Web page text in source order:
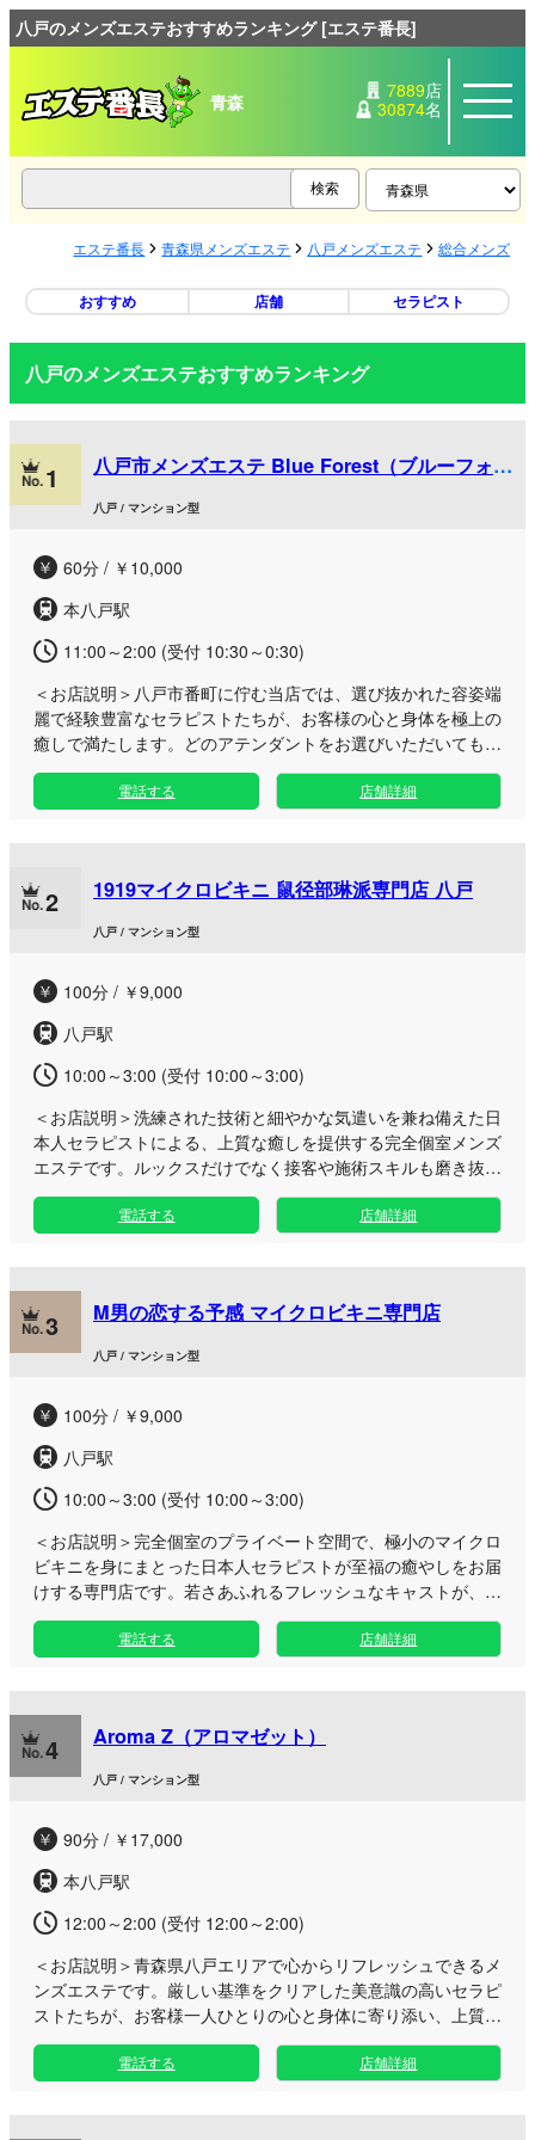
八戸のメンズエステおすすめランキング [エステ番長]
青森 7889店
30874名
エステ番長 青森県メンズエステ 八戸メンズエステ 総合メンズエ
おすすめ 店舗 セラピスト
八戸のメンズエステおすすめランキング
1
八戸市メンズエステ Blue Forest（ブルーフォレ
八戸 / マンション型
60分 / ￥10,000
本八戸駅
11:00～2:00 (受付 10:30～0:30)
＜お店説明＞ 八戸市番町に佇む当店では、選び抜かれた容姿端
麗で経験豊富なセラピストたちが、お客様の心と身体を極上の
癒しで満たします。どのアテンダントをお選びいただいても心
からご満足いただける自信がございます。 周辺エリアからの
アクセスも非常に便利な好立地で、日常の喧騒を忘れられる贅
心よりお待ちしております。
電話する 店舗詳細
2 1919マイクロビキニ 鼠径部琳派専門店 八戸
八戸 / マンション型
100分 / ￥9,000
八戸駅
10:00～3:00 (受付 10:00～3:00)
＜お店説明＞洗練された技術と細やかな気遣いを兼ね備えた日
本人セラピストによる、上質な癒しを提供する完全個室メンズ
エステです。ルックスだけでなく接客や施術スキルも磨き抜い
たプロが、至高のひとときをお届けします。 日常の喧騒から
離れたプライベートな空間で、“距離感”“癒し”“色気”のすべて
当店自慢の鼠径部マッサージなど、バリエーション豊かな施術
をお好みに合わせてお楽しみいただけます。五感を満たす極上
のトリートメントで、心も体も芯から解きほぐされる贅沢な体
験をぜひ味わってみてください。
電話する 店舗詳細
3 M男の恋する予感 マイクロビキニ専門店
八戸 / マンション型
100分 / ￥9,000
八戸駅
10:00～3:00 (受付 10:00～3:00)
＜お店説明＞ 完全個室のプライベート空間で、極小のマイクロ
ビキニを身にまとった日本人セラピストが至福の癒やしをお届
けする専門店です。若さあふれるフレッシュなキャストが、心
のこもった丁寧なおもてなしをいたします。 八戸市一番町の
マンションタイプの一室に構える当サロンは、人目を気にせず
リラックスできる完全予約制の隠れ家。充電器やエアコン、鏡
を丁寧にほぐす指圧やオイルマッサージをはじめ、深いリフレ
ッシュ感を味わえるリンパドレナージュやアロマトリートメン
トをご用意しております。極小Tバックの紙パンツを着用して
いただくなど、非日常のドキドキ感と高い技術による癒やしを
けられるコスプレオプションも充実。お財布に優しいお手頃な
価格帯でありながら、クレジットカードやPayPay決済にも対
応しております。若い女性ならではの愛らしさと確かなマッサ
ージで、日々の疲れやストレスを芯から解きほぐす特別なひと
ときをぜひご体感ください。
電話する 店舗詳細
4 Aroma Z（アロマゼット）
八戸 / マンション型
90分 / ￥17,000
本八戸駅
12:00～2:00 (受付 12:00～2:00)
＜お店説明＞青森県八戸エリアで心からリフレッシュできるメ
ンズエステです。厳しい基準をクリアした美意識の高いセラピ
ストたちが、お客様一人ひとりの心と身体に寄り添い、上質な
アロマによる極上の癒やしをお届けします。 都会の喧騒を忘
れられる心地よい空間のなかで、絶妙な力加減と温かいおもて
なしによる贅沢な施術をご堪能いただけます。日常のストレス
電話する 店舗詳細